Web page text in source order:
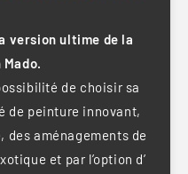
version ultime de la
de choisir sa
de peinture innovant,
des aménagements de
et par l’option d’